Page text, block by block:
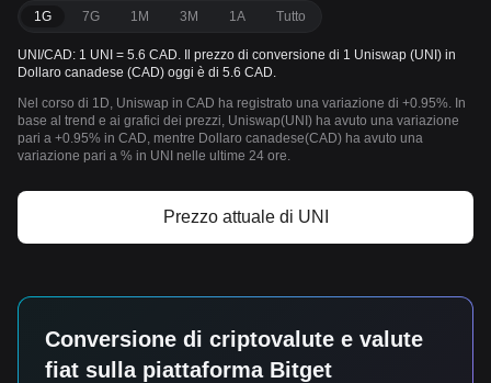
1G 7G 1M 3M 1A Tutto
UNI/CAD: 1 UNI = 5.6 CAD. Il prezzo di conversione di 1 Uniswap (UNI) in
Dollaro canadese (CAD) oggi è di 5.6 CAD.
Nel corso di 1D, Uniswap in CAD ha registrato una variazione di +0.95%. In
base al trend e ai grafici dei prezzi, Uniswap(UNI) ha avuto una variazione
pari a +0.95% in CAD, mentre Dollaro canadese(CAD) ha avuto una
variazione pari a % in UNI nelle ultime 24 ore.
Prezzo attuale di UNI
Conversione di criptovalute e valute
fiat sulla piattaforma Bitget